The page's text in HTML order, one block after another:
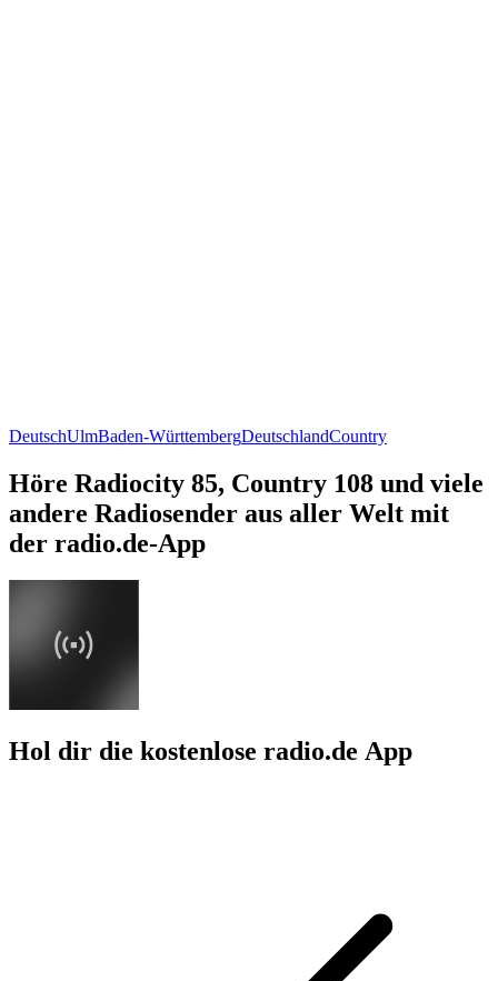
DeutschUlmBaden-WürttembergDeutschlandCountry
Höre Radiocity 85, Country 108 und viele
andere Radiosender aus aller Welt mit
der radio.de-App
Hol dir die kostenlose radio.de App